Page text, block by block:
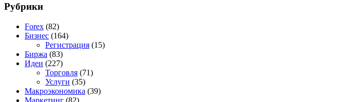
Рубрики
Forex (82)
Бизнес (164)
Регистрация (15)
Биржа (83)
Идеи (227)
Торговля (71)
Услуги (35)
Макроэкономика (39)
Маркетинг (82)